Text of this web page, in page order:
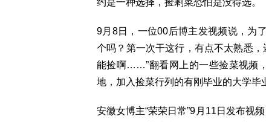
约是一种选择，捡剩菜恐怕是没得选。
9月8日，一位00后博主发视频说，为
个吗？第一次干这行，有点不太熟悉
能捡啊……”翻看网上的一些捡菜视频
地，加入捡菜行列的有刚毕业的大学毕
安徽女博主“荣荣日常”9月11日发布视